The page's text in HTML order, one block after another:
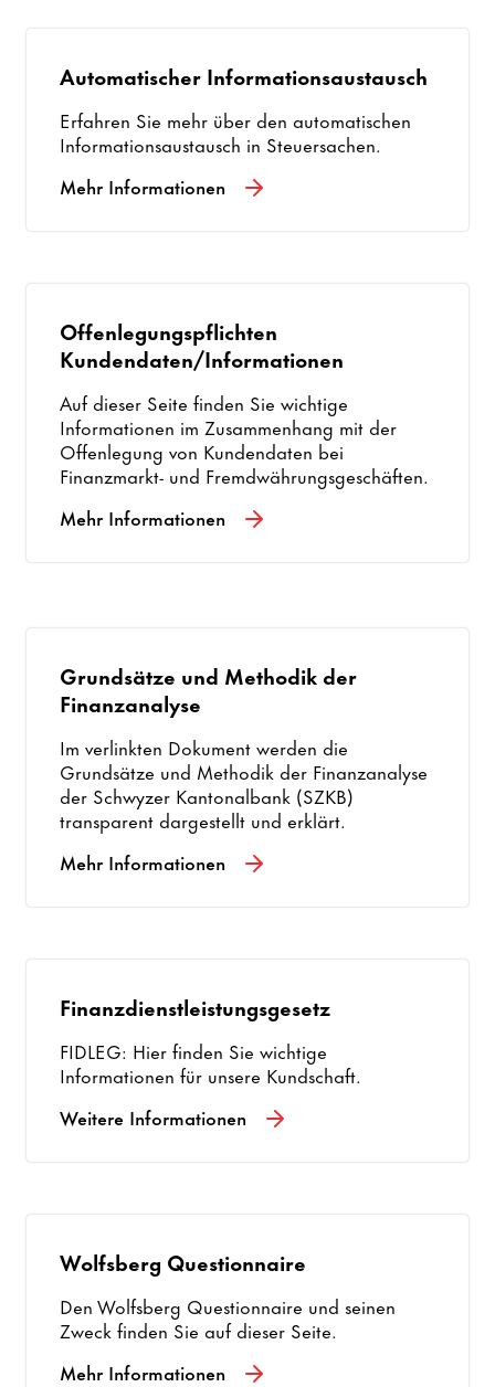
Automatischer Informationsaustausch
Erfahren Sie mehr über den automatischen
Informationsaustausch in Steuersachen.
Mehr Informationen
Offenlegungspflichten
Kundendaten/Informationen
Auf dieser Seite finden Sie wichtige
Informationen im Zusammenhang mit der
Offenlegung von Kundendaten bei
Finanzmarkt- und Fremdwährungsgeschäften.
Mehr Informationen
Grundsätze und Methodik der
Finanzanalyse
Im verlinkten Dokument werden die
Grundsätze und Methodik der Finanzanalyse
der Schwyzer Kantonalbank (SZKB)
transparent dargestellt und erklärt.
Mehr Informationen
Finanzdienstleistungsgesetz
FIDLEG: Hier finden Sie wichtige
Informationen für unsere Kundschaft.
Weitere Informationen
Wolfsberg Questionnaire
Den Wolfsberg Questionnaire und seinen
Zweck finden Sie auf dieser Seite.
Mehr Informationen